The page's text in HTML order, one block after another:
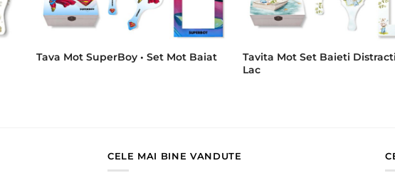
Tava Mot SuperBoy • Set Mot Baiat
Tavita Mot Set Baieti
Lac
CELE MAI BINE VANDUTE